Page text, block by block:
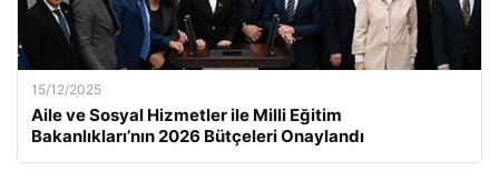
15/12/2025
Aile ve Sosyal Hizmetler ile Milli Eğitim
Bakanlıkları’nın 2026 Bütçeleri Onaylandı